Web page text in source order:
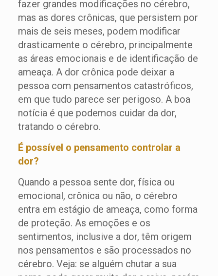
fazer grandes modificações no cérebro,
mas as dores crônicas, que persistem por
mais de seis meses, podem modificar
drasticamente o cérebro, principalmente
as áreas emocionais e de identificação de
ameaça. A dor crônica pode deixar a
pessoa com pensamentos catastróficos,
em que tudo parece ser perigoso. A boa
notícia é que podemos cuidar da dor,
tratando o cérebro.
É possível o pensamento controlar a
dor?
Quando a pessoa sente dor, física ou
emocional, crônica ou não, o cérebro
entra em estágio de ameaça, como forma
de proteção. As emoções e os
sentimentos, inclusive a dor, têm origem
nos pensamentos e são processados no
cérebro. Veja: se alguém chutar a sua